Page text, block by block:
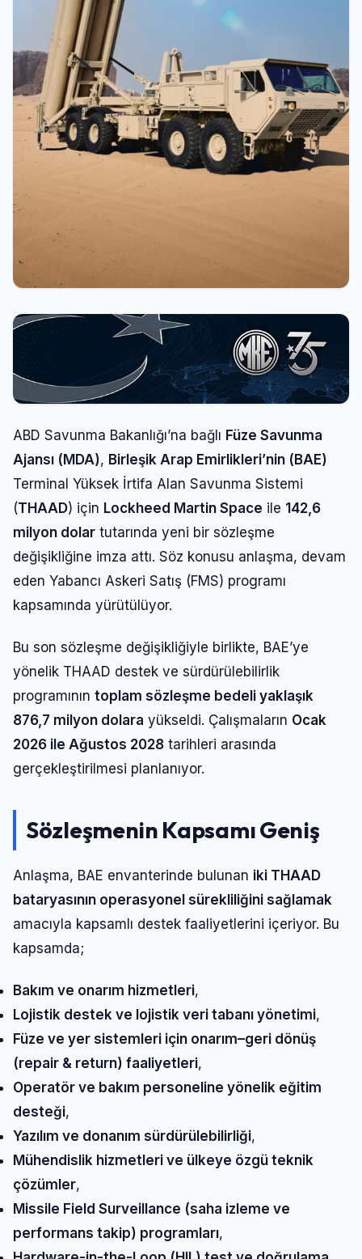
ABD Savunma Bakanlığı’na bağlı Füze Savunma
Ajansı (MDA), Birleşik Arap Emirlikleri’nin (BAE)
Terminal Yüksek İrtifa Alan Savunma Sistemi
(THAAD) için Lockheed Martin Space ile 142,6
milyon dolar tutarında yeni bir sözleşme
değişikliğine imza attı. Söz konusu anlaşma, devam
eden Yabancı Askeri Satış (FMS) programı
kapsamında yürütülüyor.
Bu son sözleşme değişikliğiyle birlikte, BAE’ye
yönelik THAAD destek ve sürdürülebilirlik
programının toplam sözleşme bedeli yaklaşık
876,7 milyon dolara yükseldi. Çalışmaların Ocak
2026 ile Ağustos 2028 tarihleri arasında
gerçekleştirilmesi planlanıyor.
Sözleşmenin Kapsamı Geniş
Anlaşma, BAE envanterinde bulunan iki THAAD
bataryasının operasyonel sürekliliğini sağlamak
amacıyla kapsamlı destek faaliyetlerini içeriyor. Bu
kapsamda;
Bakım ve onarım hizmetleri,
Lojistik destek ve lojistik veri tabanı yönetimi,
Füze ve yer sistemleri için onarım–geri dönüş
(repair & return) faaliyetleri,
Operatör ve bakım personeline yönelik eğitim
desteği,
Yazılım ve donanım sürdürülebilirliği,
Mühendislik hizmetleri ve ülkeye özgü teknik
çözümler,
Missile Field Surveillance (saha izleme ve
performans takip) programları,